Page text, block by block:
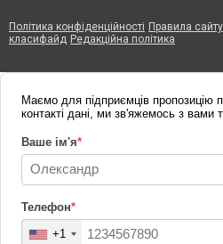
Політика конфіденційності Правила сайту
класифайд Редакційна політика
Маємо для підприємців пропозицію
контакті дані, ми зв'яжемось з вами
Ваше ім'я*
Телефон*
+1